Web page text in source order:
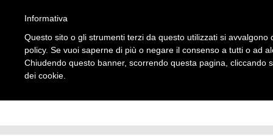
Informativa
Questo sito o gli strumenti terzi da questo utilizzati si
policy. Se vuoi saperne di più o negare il consenso a tutti o ad
Chiudendo questo banner, scorrendo questa pagina, cliccando
dei cookie.